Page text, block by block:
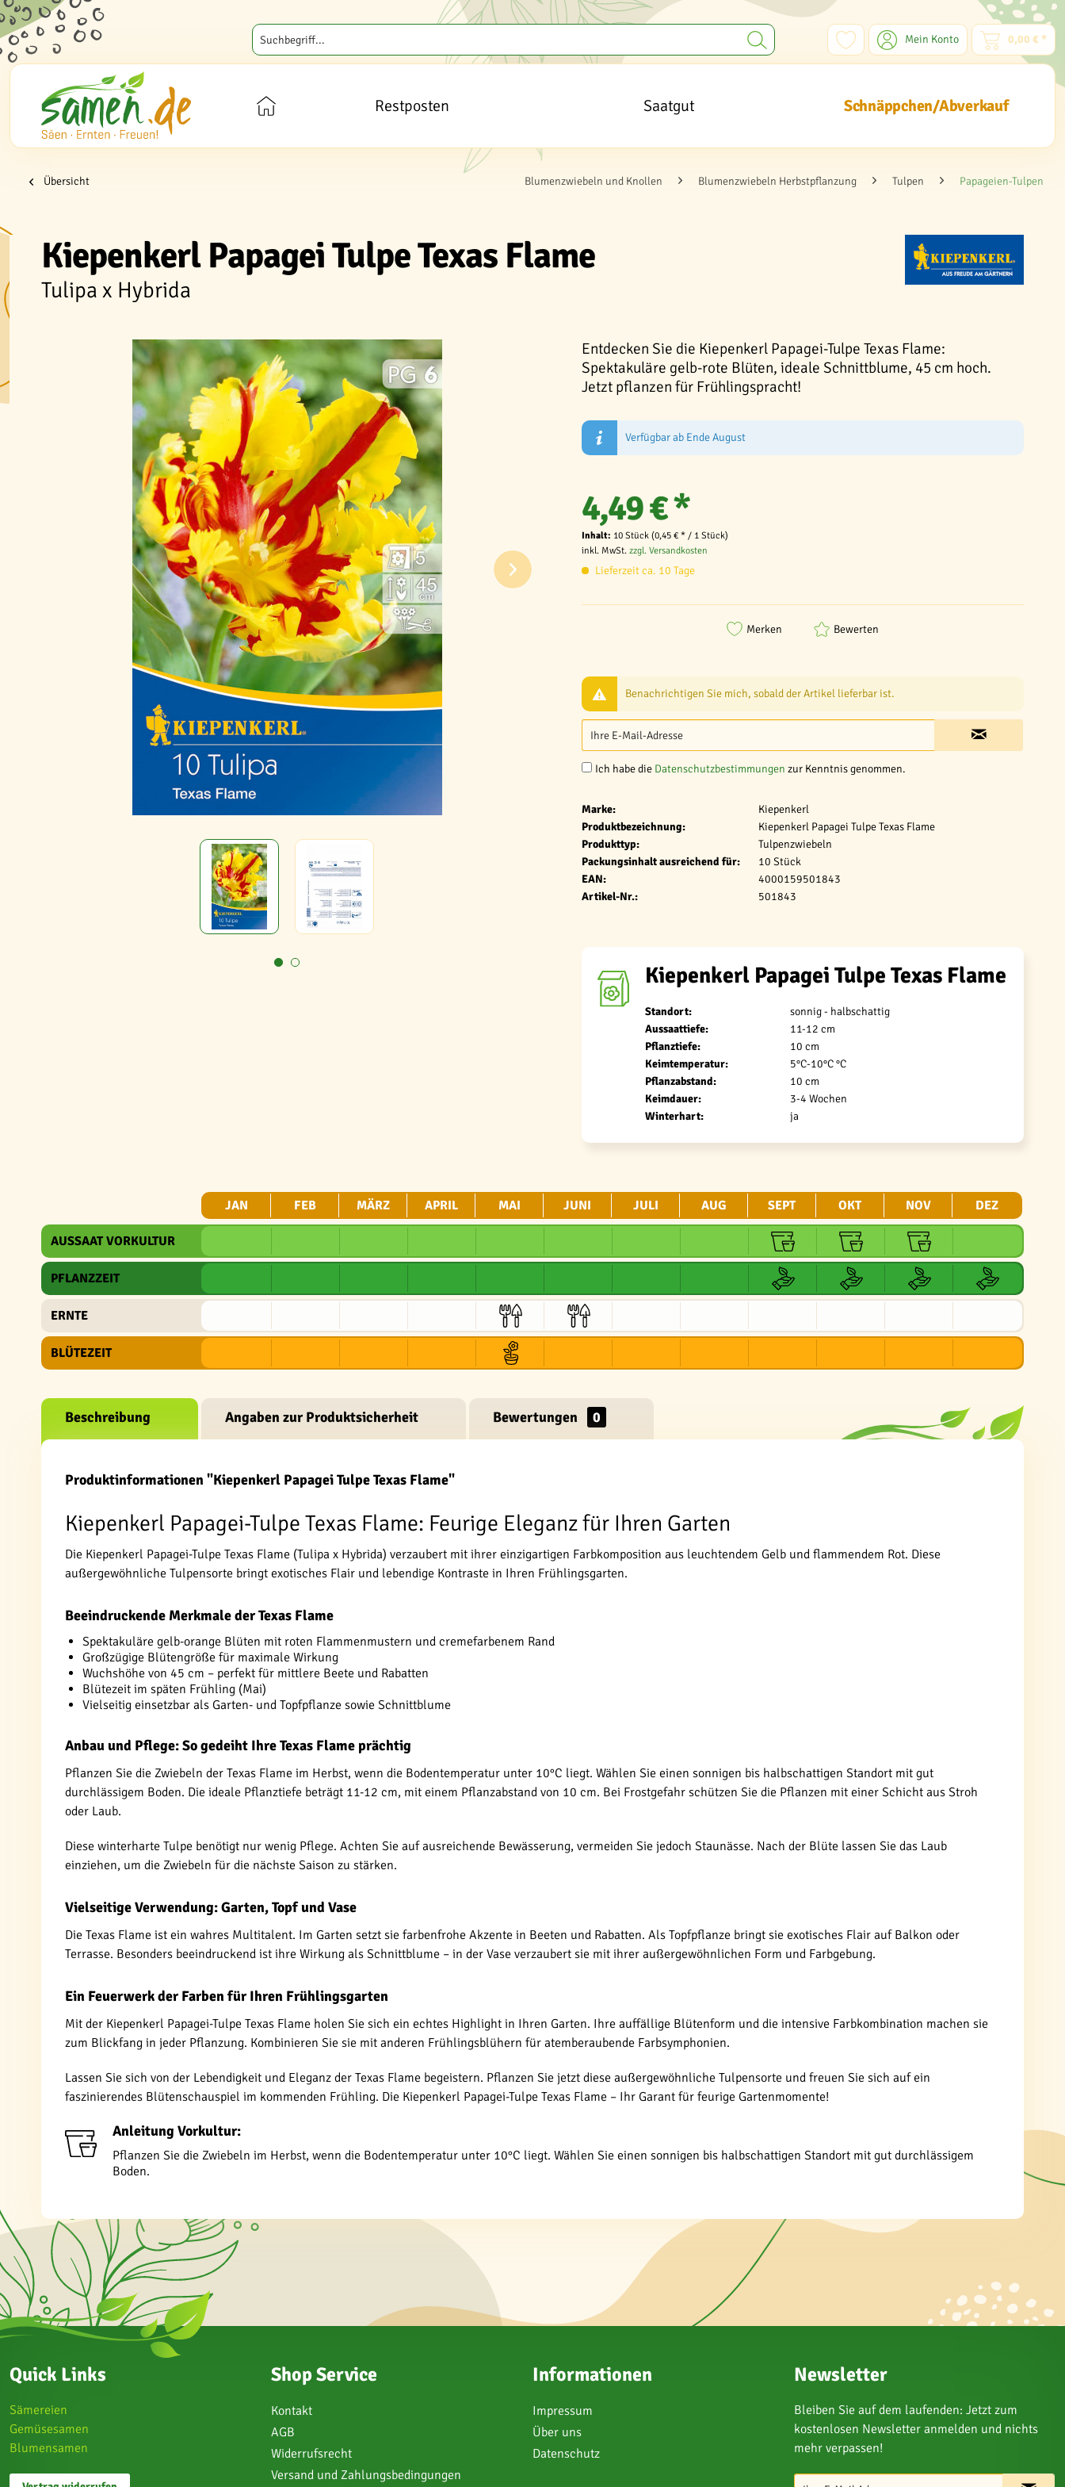
Mein Konto 0,00 € *
Restposten Saatgut Schnäppchen/Abverkauf
Übersicht Blumenzwiebeln und Knollen Blumenzwiebeln Herbstpflanzung Tulpen Papageien-Tulpen
Kiepenkerl Papagei Tulpe Texas Flame
Tulipa x Hybrida
Entdecken Sie die Kiepenkerl Papagei-Tulpe Texas Flame:
Spektakuläre gelb-rote Blüten, ideale Schnittblume, 45 cm hoch.
Jetzt pflanzen für Frühlingspracht!
Verfügbar ab Ende August
Benachrichtigen Sie mich, sobald der Artikel lieferbar ist.
Ich habe die Datenschutzbestimmungen zur Kenntnis genommen.
Marke:
Kiepenkerl
Produktbezeichnung:
Kiepenkerl Papagei Tulpe Texas Flame
Produkttyp:
Tulpenzwiebeln
Packungsinhalt ausreichend für:
10 Stück
EAN:
4000159501843
Artikel-Nr.:
501843
4,49 € *
Inhalt: 10 Stück (0,45 € * / 1 Stück)
inkl. MwSt. zzgl. Versandkosten
Lieferzeit ca. 10 Tage
Merken Bewerten
Kiepenkerl Papagei Tulpe Texas Flame
Standort:
sonnig - halbschattig
Aussaattiefe:
11-12 cm
Pflanztiefe:
10 cm
Keimtemperatur:
5°C-10°C °C
Pflanzabstand:
10 cm
Keimdauer:
3-4 Wochen
Winterhart:
ja
JAN FEB MÄRZ APRIL MAI JUNI JULI AUG SEPT OKT NOV DEZ
AUSSAAT VORKULTUR
PFLANZZEIT
ERNTE
BLÜTEZEIT
Beschreibung Angaben zur Produktsicherheit Bewertungen 0
Produktinformationen "Kiepenkerl Papagei Tulpe Texas Flame"
Kiepenkerl Papagei-Tulpe Texas Flame: Feurige Eleganz für Ihren Garten
Die Kiepenkerl Papagei-Tulpe Texas Flame (Tulipa x Hybrida) verzaubert mit ihrer einzigartigen Farbkomposition aus leuchtendem Gelb und flammendem Rot. Diese
außergewöhnliche Tulpensorte bringt exotisches Flair und lebendige Kontraste in Ihren Frühlingsgarten.
Beeindruckende Merkmale der Texas Flame
Spektakuläre gelb-orange Blüten mit roten Flammenmustern und cremefarbenem Rand
Großzügige Blütengröße für maximale Wirkung
Wuchshöhe von 45 cm – perfekt für mittlere Beete und Rabatten
Blütezeit im späten Frühling (Mai)
Vielseitig einsetzbar als Garten- und Topfpflanze sowie Schnittblume
Anbau und Pflege: So gedeiht Ihre Texas Flame prächtig
Pflanzen Sie die Zwiebeln der Texas Flame im Herbst, wenn die Bodentemperatur unter 10°C liegt. Wählen Sie einen sonnigen bis halbschattigen Standort mit gut
durchlässigem Boden. Die ideale Pflanztiefe beträgt 11-12 cm, mit einem Pflanzabstand von 10 cm. Bei Frostgefahr schützen Sie die Pflanzen mit einer Schicht aus Stroh
oder Laub.
Diese winterharte Tulpe benötigt nur wenig Pflege. Achten Sie auf ausreichende Bewässerung, vermeiden Sie jedoch Staunässe. Nach der Blüte lassen Sie das Laub
einziehen, um die Zwiebeln für die nächste Saison zu stärken.
Vielseitige Verwendung: Garten, Topf und Vase
Die Texas Flame ist ein wahres Multitalent. Im Garten setzt sie farbenfrohe Akzente in Beeten und Rabatten. Als Topfpflanze bringt sie exotisches Flair auf Balkon oder
Terrasse. Besonders beeindruckend ist ihre Wirkung als Schnittblume – in der Vase verzaubert sie mit ihrer außergewöhnlichen Form und Farbgebung.
Ein Feuerwerk der Farben für Ihren Frühlingsgarten
Mit der Kiepenkerl Papagei-Tulpe Texas Flame holen Sie sich ein echtes Highlight in Ihren Garten. Ihre auffällige Blütenform und die intensive Farbkombination machen sie
zum Blickfang in jeder Pflanzung. Kombinieren Sie sie mit anderen Frühlingsblühern für atemberaubende Farbsymphonien.
Lassen Sie sich von der Lebendigkeit und Eleganz der Texas Flame begeistern. Pflanzen Sie jetzt diese außergewöhnliche Tulpensorte und freuen Sie sich auf ein
faszinierendes Blütenschauspiel im kommenden Frühling. Die Kiepenkerl Papagei-Tulpe Texas Flame – Ihr Garant für feurige Gartenmomente!
Anleitung Vorkultur:
Pflanzen Sie die Zwiebeln im Herbst, wenn die Bodentemperatur unter 10°C liegt. Wählen Sie einen sonnigen bis halbschattigen Standort mit gut durchlässigem
Boden.
Quick Links
Sämereien
Gemüsesamen
Blumensamen
Shop Service
Kontakt
AGB
Widerrufsrecht
Versand und Zahlungsbedingungen
Informationen
Impressum
Über uns
Datenschutz
Newsletter
Bleiben Sie auf dem laufenden: Jetzt zum
kostenlosen Newsletter anmelden und nichts
mehr verpassen!